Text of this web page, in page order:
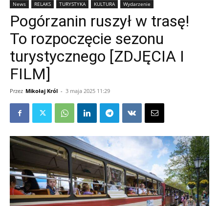
News RELAKS TURYSTYKA KULTURA Wydarzenie
Pogórzanin ruszył w trasę!
To rozpoczęcie sezonu
turystycznego [ZDJĘCIA I
FILM]
Przez Mikołaj Król - 3 maja 2025 11:29